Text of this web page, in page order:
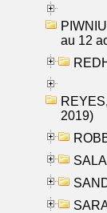
au 12
2019)